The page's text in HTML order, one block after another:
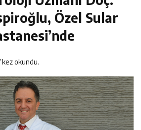
Kütüphanesi ve Deneyim Müzesi
Özel Sular
kez okundu.